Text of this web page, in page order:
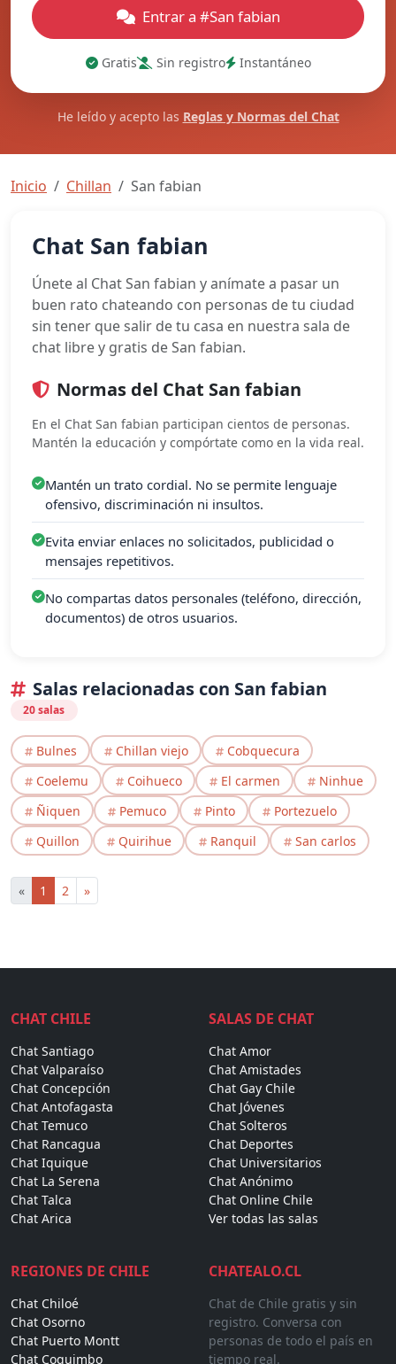
Entrar a #San fabian
Gratis Sin registro Instantáneo
He leído y acepto las Reglas y Normas del Chat
Inicio Chillan San fabian
Chat San fabian
Únete al Chat San fabian y anímate a pasar un
buen rato chateando con personas de tu ciudad
sin tener que salir de tu casa en nuestra sala de
chat libre y gratis de San fabian.
Normas del Chat San fabian
En el Chat San fabian participan cientos de personas.
Mantén la educación y compórtate como en la vida real.
Mantén un trato cordial. No se permite lenguaje
ofensivo, discriminación ni insultos.
Evita enviar enlaces no solicitados, publicidad o
mensajes repetitivos.
No compartas datos personales (teléfono, dirección,
documentos) de otros usuarios.
Salas relacionadas con San fabian
20 salas
Bulnes Chillan viejo
Cobquecura
Coelemu
Coihueco El carmen
Ninhue
Ñiquen
Pemuco Pinto
Portezuelo
Quillon
Quirihue Ranquil San carlos
« 1 2 »
CHAT CHILE
Chat Santiago
Chat Valparaíso
Chat Concepción
Chat Antofagasta
Chat Temuco
Chat Rancagua
Chat Iquique
Chat La Serena
Chat Talca
Chat Arica
SALAS DE CHAT
Chat Amor
Chat Amistades
Chat Gay Chile
Chat Jóvenes
Chat Solteros
Chat Deportes
Chat Universitarios
Chat Anónimo
Chat Online Chile
Ver todas las salas
REGIONES DE CHILE
Chat Chiloé
Chat Osorno
Chat Puerto Montt
Chat Coquimbo
CHATEALO.CL
Chat de Chile gratis y sin
registro. Conversa con
personas de todo el país en
tiempo real.